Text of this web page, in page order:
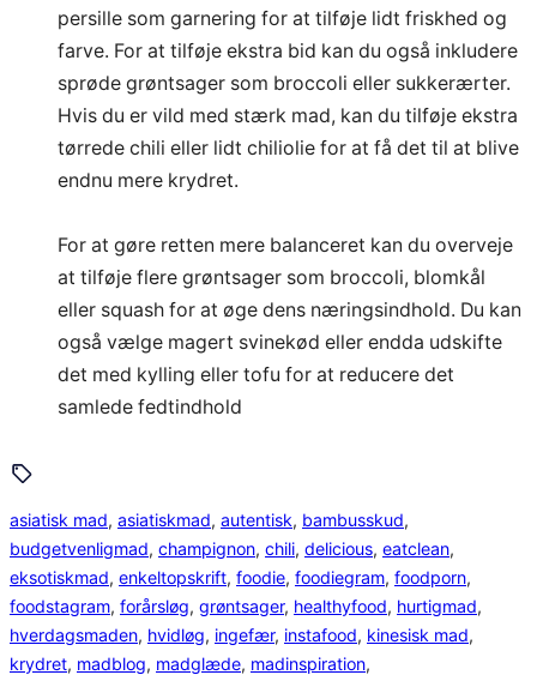
persille som garnering for at tilføje lidt friskhed og
farve. For at tilføje ekstra bid kan du også inkludere
sprøde grøntsager som broccoli eller sukkerærter.
Hvis du er vild med stærk mad, kan du tilføje ekstra
tørrede chili eller lidt chiliolie for at få det til at blive
endnu mere krydret.
For at gøre retten mere balanceret kan du overveje
at tilføje flere grøntsager som broccoli, blomkål
eller squash for at øge dens næringsindhold. Du kan
også vælge magert svinekød eller endda udskifte
det med kylling eller tofu for at reducere det
samlede fedtindhold
asiatisk mad, asiatiskmad, autentisk, bambusskud
budgetvenligmad, champignon, chili, delicious, eatclean
eksotiskmad, enkeltopskrift, foodie, foodiegram, foodporn
foodstagram, forårsløg, grøntsager, healthyfood, hurtigmad
hverdagsmaden, hvidløg, ingefær, instafood, kinesisk mad
krydret, madblog, madglæde, madinspiration